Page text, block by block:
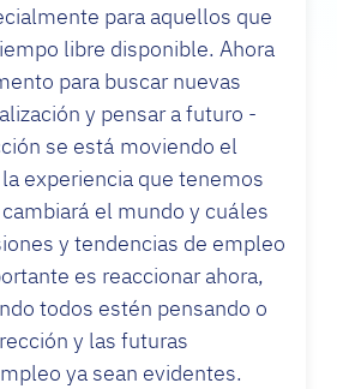
para aquellos que
libre disponible. Ahora
para buscar nuevas
y pensar a futuro -
se está moviendo el
experiencia que tenemos
el mundo y cuáles
y tendencias de empleo
es reaccionar ahora,
todos estén pensando o
y las futuras
ya sean evidentes.